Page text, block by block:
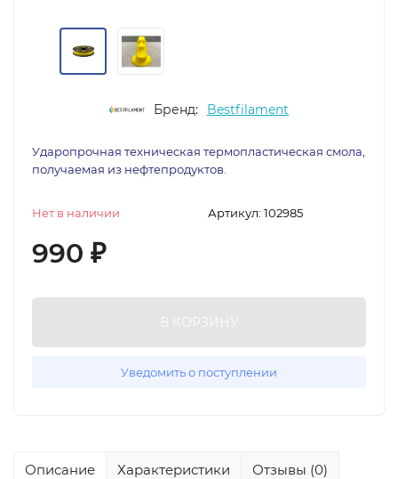
Бренд: Bestfilament
Ударопрочная техническая термопластическая смола,
получаемая из нефтепродуктов.
Артикул: 102985
Нет в наличии
990 ₽
В КОРЗИНУ
Уведомить о поступлении
Описание Характеристики Отзывы (0)